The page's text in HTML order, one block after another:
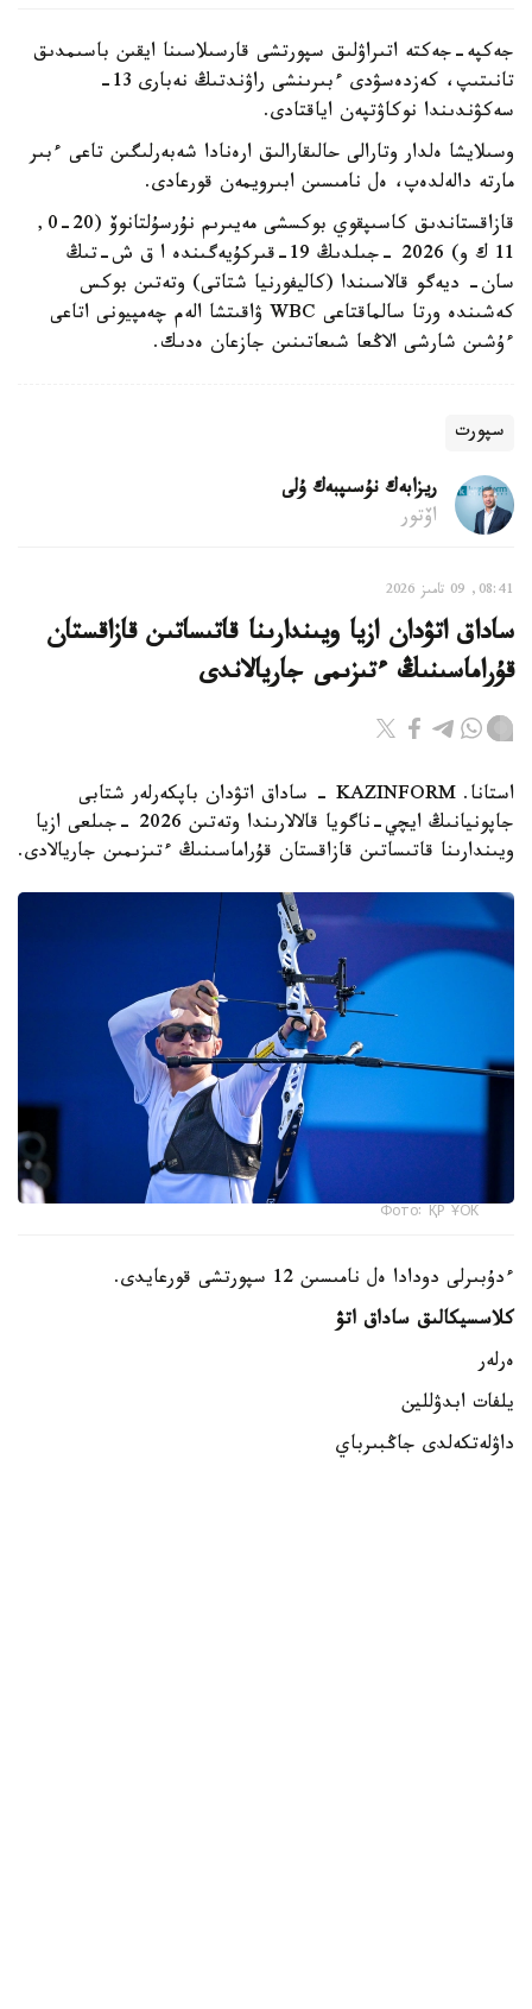
جەكپە-جەكتە اتىراۋلىق سپورتشى قارسىلاسىنا ايقىن باسىمدىق
تانىتىپ، كەزدەسۋدى ءبىرىنشى راۋندتىڭ نەبارى 13-
سەكۋندىندا نوكاۋتپەن اياقتادى.
وسىلايشا ەلدار وتارالى حالىقارالىق ارەنادا شەبەرلىگىن تاعى ءبىر
مارتە دالەلدەپ، ەل نامىسىن ابىرويمەن قورعادى.
قازاقستاندىق كاسىپقوي بوكسشى مەيىرىم نۇرسۇلتانوۆ (20-0,
11 ك و) 2026 -جىلدىڭ 19-قىركۇيەگىندە ا ق ش-تىڭ
سان- ديەگو قالاسىندا (كاليفورنيا شتاتى) وتەتىن بوكس
كەشىندە ورتا سالماقتاعى WBC ۋاقىتشا الەم چەمپيونى اتاعى
ءۇشىن شارشى الاڭعا شىعاتىنىن جازعان ەدىك.
سپورت
ريزابەك نۇسىپبەك ۇلى
اۆتور
08:41, 09 تامىز 2026
ساداق اتۋدان ازيا ويىندارىنا قاتىساتىن قازاقستان
قۇراماسىنىڭ ءتىزىمى جاريالاندى
استانا. KAZINFORM - ساداق اتۋدان باپكەرلەر شتابى
جاپونيانىڭ ايچي-ناگويا قالالارىندا وتەتىن 2026 -جىلعى ازيا
ويىندارىنا قاتىساتىن قازاقستان قۇراماسىنىڭ ءتىزىمىن جاريالادى.
Фото: ҚР ҰОК
ءدۇبىرلى دودادا ەل نامىسىن 12 سپورتشى قورعايدى.
كلاسسيكالىق ساداق اتۋ
ەرلەر
يلفات ابدۋللين
داۋلەتكەلدى جاڭبىرباي